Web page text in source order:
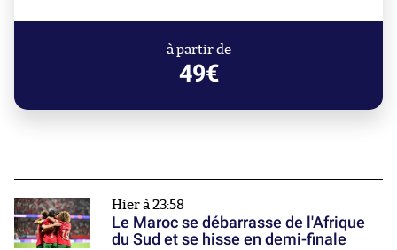
à partir de
49€
Hier à 23:58
Le Maroc se débarrasse de l'Afrique
du Sud et se hisse en demi-finale